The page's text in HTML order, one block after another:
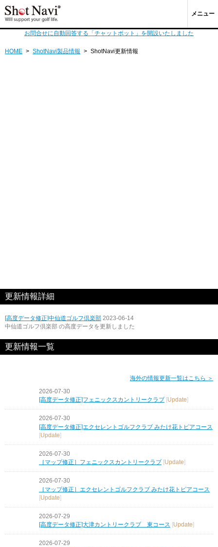
メニュー
お問合せに自動回答する「チャットボット」を開設いたしました
HOME > ShotNavi製品情報 > ShotNavi更新情報
更新情報詳細
[高度データ修正]中仙道ゴルフ倶楽部 2023-06-14
中仙道ゴルフ倶楽部 の高度データを更新しました
更新情報一覧
海外の情報更新一覧はこちら ＞
2026-07-30
[高度データ修正]フェニックスカントリークラブ
Update
2026-07-30
[高度データ修正]エクセレントゴルフクラブ みたけ花トピアコース
[Update]
2026-07-30
［マップ修正］フェニックスカントリークラブ [Update]
2026-07-30
［マップ修正］エクセレントゴルフクラブ みたけ花トピアコース
[Update]
2026-07-29
[高度データ修正]大津カントリークラブ 東コース [Update]
2026-07-29